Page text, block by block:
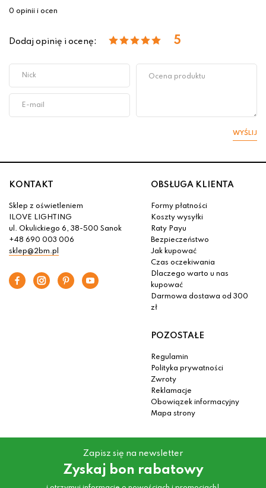
0 opinii i ocen
Dodaj opinię i ocenę: 5
WYŚLIJ
KONTAKT
Sklep z oświetleniem
ILOVE LIGHTING
ul. Okulickiego 6, 38-500 Sanok
+48 690 003 006
sklep@2bm.pl
OBSŁUGA KLIENTA
Formy płatności
Koszty wysyłki
Raty Payu
Bezpieczeństwo
Jak kupować
Czas oczekiwania
Dlaczego warto u nas
kupować
Darmowa dostawa od 300
zł
POZOSTAŁE
Regulamin
Polityka prywatności
Zwroty
Reklamacje
Obowiązek informacyjny
Mapa strony
Zapisz się na newsletter
Zyskaj bon rabatowy